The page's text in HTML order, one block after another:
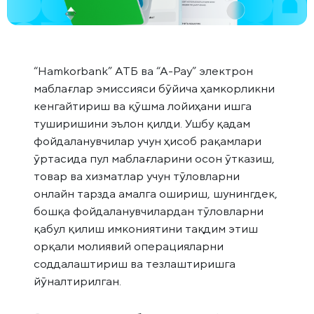
“Hamkorbank” АТБ ва “А-Pay” электрон
маблағлар эмиссияси бўйича ҳамкорликни
кенгайтириш ва қўшма лойиҳани ишга
туширишини эълон қилди. Ушбу қадам
фойдаланувчилар учун ҳисоб рақамлари
ўртасида пул маблағларини осон ўтказиш,
товар ва хизматлар учун тўловларни
онлайн тарзда амалга ошириш, шунингдек,
бошқа фойдаланувчилардан тўловларни
қабул қилиш имкониятини тақдим этиш
орқали молиявий операцияларни
соддалаштириш ва тезлаштиришга
йўналтирилган.